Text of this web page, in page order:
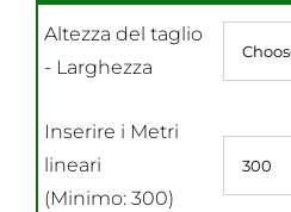
Altezza del taglio
- Larghezza
Inserire i Metri
lineari
(Minimo: 300)